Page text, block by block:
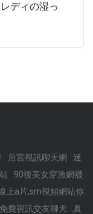
ディの湿っ
后宮視訊聊天網
迷
90後美女穿漁網襪
上a片,sm視頻網站你
費視訊交友聊天
真